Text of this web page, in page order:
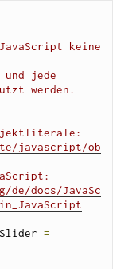
keine
jede
werden.
javascript/ob
docs/JavaSc
=